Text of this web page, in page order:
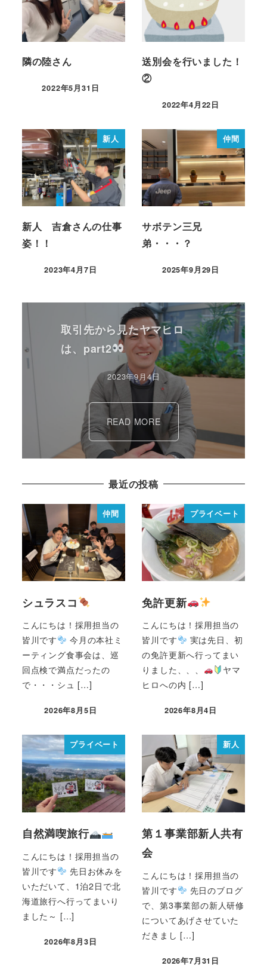
隣の陸さん
2022年5月31日
送別会を行いました！
②
2022年4月22日
新人
新人 吉倉さんの仕事
姿！！
2023年4月7日
仲間
サボテン三兄
弟・・・？
2025年9月29日
取引先から見たヤマヒロ
は、part2
2023年9月4日
READ MORE
最近の投稿
仲間
シュラスコ
こんにちは！採用担当の
皆川です
今月の本社ミ
ーティング食事会は、巡
回点検で満点だったの
で・・・シュ […]
2026年8月5日
プライベート
免許更新
こんにちは！採用担当の
皆川です
実は先日、初
の免許更新へ行ってまい
りました、、、
ヤマ
ヒロへの内 […]
2026年8月4日
プライベート
自然満喫旅行
こんにちは！採用担当の
皆川です
先日お休みを
いただいて、1泊2日で北
海道旅行へ行ってまいり
ました～ […]
2026年8月3日
新人
第１事業部新人共有
会
こんにちは！採用担当の
皆川です
先日のブログ
で、第3事業部の新人研修
についてあげさせていた
だきまし […]
2026年7月31日